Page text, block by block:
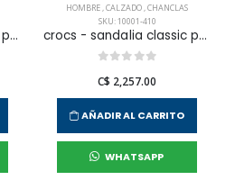
crocs - sandalia classic para hombre
HOMBRE,CALZADO,CHANCLAS
SKU: 10001-410
crocs - sandalia classic para hombre
C$ 2,257.00
AÑADIR AL CARRITO
WHATSAPP